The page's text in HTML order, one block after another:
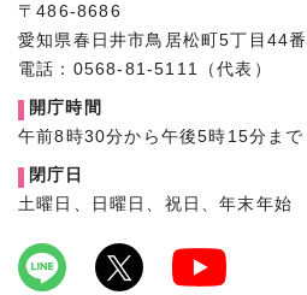
〒486-8686
愛知県春日井市鳥居松町5丁目44
電話：0568-81-5111（代表）
開庁時間
午前8時30分から午後5時15分まで
閉庁日
土曜日、日曜日、祝日、年末年始